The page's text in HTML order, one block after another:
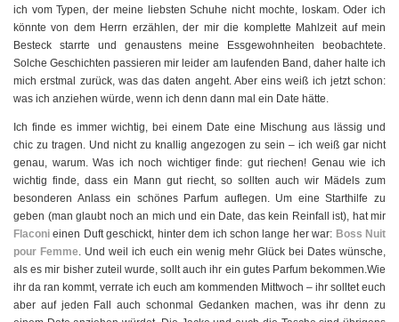
ich vom Typen, der meine liebsten Schuhe nicht mochte, loskam. Oder ich
könnte von dem Herrn erzählen, der mir die komplette Mahlzeit auf mein
Besteck starrte und genaustens meine Essgewohnheiten beobachtete.
Solche Geschichten passieren mir leider am laufenden Band, daher halte ich
mich erstmal zurück, was das daten angeht. Aber eins weiß ich jetzt schon:
was ich anziehen würde, wenn ich denn dann mal ein Date hätte.
Ich finde es immer wichtig, bei einem Date eine Mischung aus lässig und
chic zu tragen. Und nicht zu knallig angezogen zu sein – ich weiß gar nicht
genau, warum. Was ich noch wichtiger finde: gut riechen! Genau wie ich
wichtig finde, dass ein Mann gut riecht, so sollten auch wir Mädels zum
besonderen Anlass ein schönes Parfum auflegen. Um eine Starthilfe zu
geben (man glaubt noch an mich und ein Date, das kein Reinfall ist), hat mir
Flaconi einen Duft geschickt, hinter dem ich schon lange her war: Boss Nuit
pour Femme. Und weil ich euch ein wenig mehr Glück bei Dates wünsche,
als es mir bisher zuteil wurde, sollt auch ihr ein gutes Parfum bekommen.Wie
ihr da ran kommt, verrate ich euch am kommenden Mittwoch – ihr solltet euch
aber auf jeden Fall auch schonmal Gedanken machen, was ihr denn zu